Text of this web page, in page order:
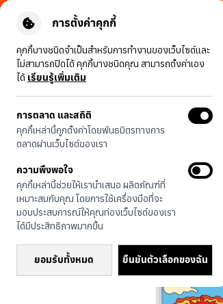
การตั้งค่าคุกกี้
คุกกี้บางชนิดจำเป็นสำหรับการทำงานของเว็บไซต์และ
ไม่สามารถปิดได้ คุกกี้บางชนิดคุณ สามารถตั้งค่าเอง
ได้ เรียนรู้เพิ่มเติม
การตลาด และสถิติ
คุกกี้เหล่านี้ถูกตั้งค่าโดยพันธมิตรทางการ
ตลาดผ่านเว็บไซต์ของเรา
ความพึงพอใจ
คุกกี้เหล่านี้ช่วยให้เรานำเสนอ ผลิตภัณฑ์ที่
เหมาะสมกับคุณ โดยการใช้เครื่องมือที่จะ
มอบประสบการณ์ให้คุณท่องเว็บไซต์ของเรา
ได้มีประสิทธิภาพมากขึ้น
ยอมรับทั้งหมด ยืนยันตัวเลือกของฉัน
รุ่นทั้งหมด การตูนไทยๆ